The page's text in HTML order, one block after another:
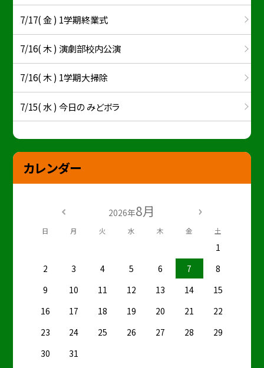
7/17( 金 ) 1学期終業式
7/16( 木 ) 演劇部校内公演
7/16( 木 ) 1学期大掃除
7/15( 水 ) 今日の みどボラ
カレンダー
2026年8月
日 月 火 水 木 金 土
1
2
3 4 5 6 7
8
9
10 11 12 13 14
15
16
17 18 19 20 21
22
23
24 25 26 27 28
29
30
31